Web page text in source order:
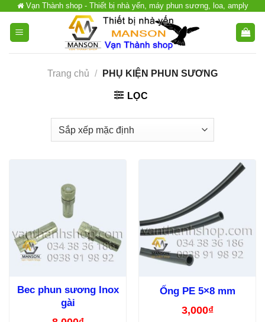
Chuyển
đến
dung
Vạn Thành shop - Thiết bị nhà yến, máy phun sương, loa, amply
Trang chủ / PHỤ KIỆN PHUN SƯƠNG
LỌC
Bec phun sương Inox
gài
Ống PE 5×8 mm
3,000₫